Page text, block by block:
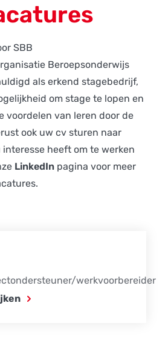
SBB
Beroepsonderwijs
als erkend stagebedrijf,
om stage te lopen en
voordelen van leren door de
ook uw cv sturen naar
interesse heeft om te werken
LinkedIn pagina voor meer
werkvoorbereider